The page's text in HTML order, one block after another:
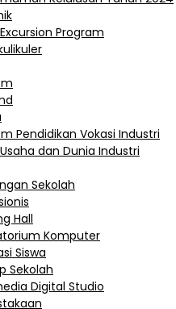
Program
Pendidikan Vokasi Industri
dan Dunia Industri
Sekolah
Hall
Komputer
Siswa
Sekolah
Digital Studio